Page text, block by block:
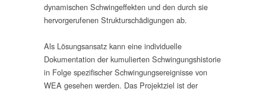
dynamischen Schwingeffekten und den durch sie
hervorgerufenen Strukturschädigungen ab.
Als Lösungsansatz kann eine individuelle
Dokumentation der kumulierten Schwingungshistorie
in Folge spezifischer Schwingungsereignisse von
WEA gesehen werden. Das Projektziel ist der